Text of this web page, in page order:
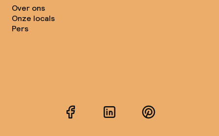
Over ons
Onze locals
Pers
FacebookLinkedInPinterest